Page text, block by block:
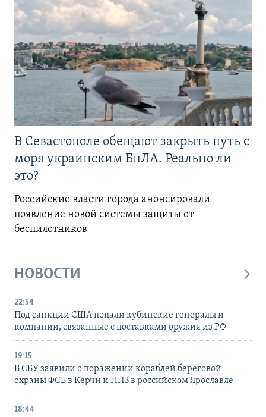
В Севастополе обещают закрыть путь с
моря украинским БпЛА. Реально ли
это?
Российские власти города анонсировали
появление новой системы защиты от
беспилотников
НОВОСТИ
22:54
Под санкции США попали кубинские генералы и
компании, связанные с поставками оружия из РФ
19:15
В СБУ заявили о поражении кораблей береговой
охраны ФСБ в Керчи и НПЗ в российском Ярославле
18:44